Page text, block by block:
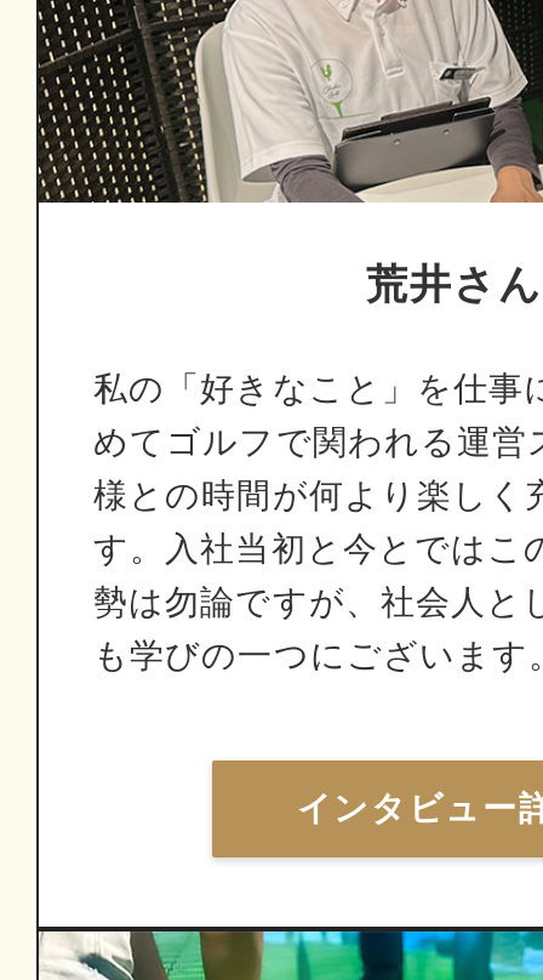
荒井さん
私の「好きなこと」を仕事
めてゴルフで関われる運営
様との時間が何より楽しく
す。入社当初と今とではこ
勢は勿論ですが、社会人と
も学びの一つにございます
インタビュー